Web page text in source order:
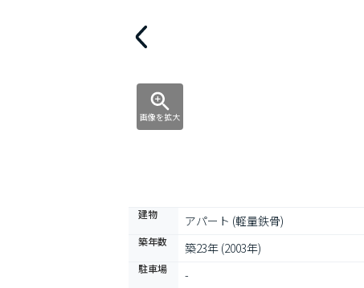
画像を拡大
建物 アパート (軽量鉄骨)
築年数 築23年 (2003年)
駐車場 -